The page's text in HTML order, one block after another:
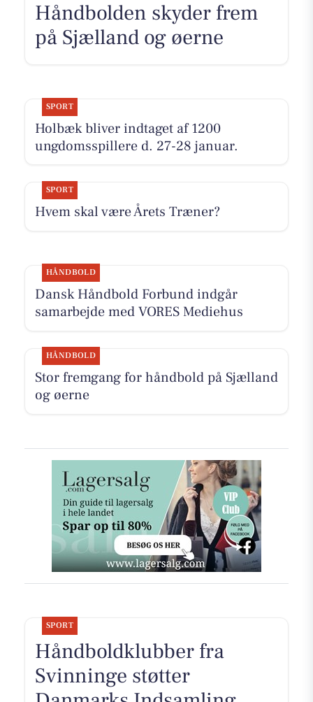
Håndbolden skyder frem
på Sjælland og øerne
SPORT
Holbæk bliver indtaget af 1200
ungdomsspillere d. 27-28 januar.
SPORT
Hvem skal være Årets Træner?
HÅNDBOLD
Dansk Håndbold Forbund indgår
samarbejde med VORES Mediehus
HÅNDBOLD
Stor fremgang for håndbold på Sjælland
og øerne
SPORT
Håndboldklubber fra
Svinninge støtter